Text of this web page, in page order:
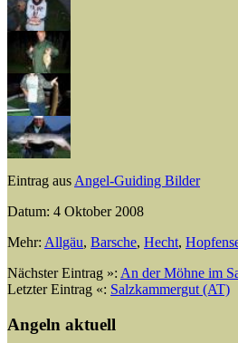
Eintrag aus Angel-Guiding Bilder
Datum: 4 Oktober 2008
Mehr: Allgäu, Barsche, Hecht,
Nächster Eintrag »: An der Möhne im
Letzter Eintrag «: Salzkammergut (AT)
Angeln aktuell